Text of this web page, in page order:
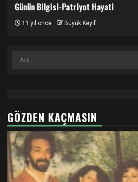
Günün Bilgisi-Patriyot Hayati
11 yıl önce Büyük Keyif
Arama:
GÖZDEN KAÇMASIN